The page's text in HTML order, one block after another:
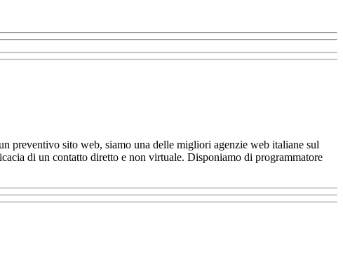
preventivo sito web, siamo una delle migliori agenzie web italiane sul
di un contatto diretto e non virtuale. Disponiamo di programmatore